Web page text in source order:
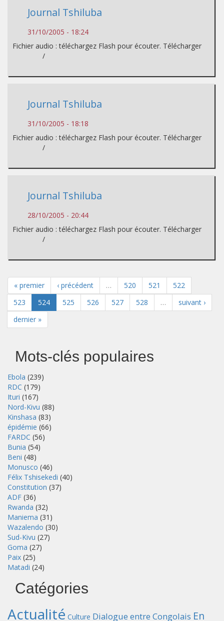
Journal Tshiluba
31/10/2005 - 18:24
Fichier audio : téléchargez Flash pour écouter. Télécharger
/
Journal Tshiluba
31/10/2005 - 18:18
Fichier audio : téléchargez Flash pour écouter. Télécharger
/
Journal Tshiluba
28/10/2005 - 20:44
Fichier audio : téléchargez Flash pour écouter. Télécharger
/
« premier ‹ précédent … 520 521
522
523
524 525 526 527 528 …
suivant ›
dernier »
Mots-clés populaires
Ebola (239)
RDC (179)
Ituri (167)
Nord-Kivu (88)
Kinshasa (83)
épidémie (66)
FARDC (56)
Bunia (54)
Beni (48)
Monusco (46)
Félix Tshisekedi (40)
Constitution (37)
ADF (36)
Rwanda (32)
Maniema (31)
Wazalendo (30)
Sud-Kivu (27)
Goma (27)
Paix (25)
Matadi (24)
Catégories
Actualité Culture Dialogue entre Congolais En